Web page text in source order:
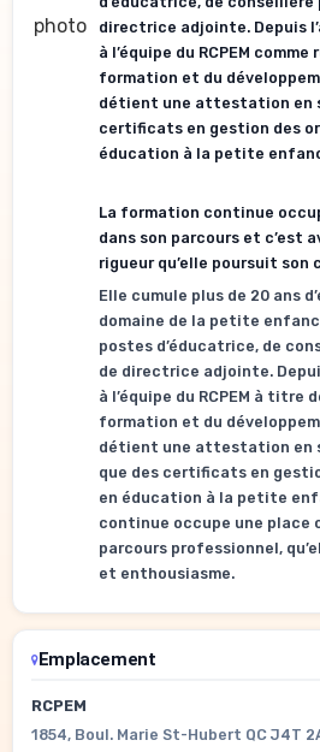
directrice adjointe. Depuis
à l’équipe du RCPEM
formation et du
détient une attestation en
certificats en gestion des
éducation à la petite
La formation continue
dans son parcours et c’est
rigueur qu’elle poursuit
Elle cumule plus de 20 ans
domaine de la petite
postes d’éducatrice, de
de directrice adjointe.
à l’équipe du RCPEM à titre
formation et du
détient une attestation en
que des certificats en
en éducation à la petite
continue occupe une place
parcours professionnel,
et enthousiasme.
Emplacement
RCPEM
1854, Boul. Marie St-Hubert QC J4T